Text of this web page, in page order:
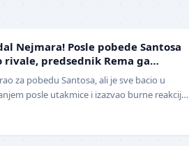
Nejmara! Posle pobede Santosa
rivale, predsednik Rema ga
"Bitanga i klovn!" (VIDEO)
za pobedu Santosa, ali je sve bacio u
posle utakmice i izazvao burne reakcije.